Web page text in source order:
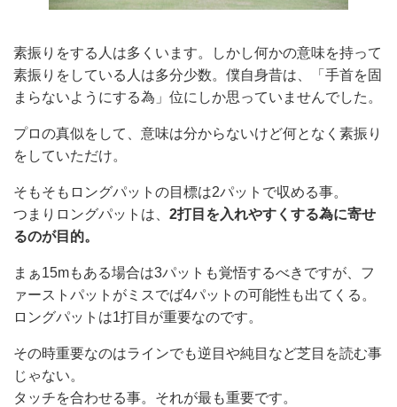
素振りをする人は多くいます。しかし何かの意味を持って
素振りをしている人は多分少数。僕自身昔は、「手首を固
まらないようにする為」位にしか思っていませんでした。
プロの真似をして、意味は分からないけど何となく素振り
をしていただけ。
そもそもロングパットの目標は2パットで収める事。
つまりロングパットは、 2打目を入れやすくする為に寄せ
るのが目的。
まぁ15mもある場合は3パットも覚悟するべきですが、フ
ァーストパットがミスでば4パットの可能性も出てくる。
ロングパットは1打目が重要なのです。
その時重要なのはラインでも逆目や純目など芝目を読む事
じゃない。
タッチを合わせる事。それが最も重要です。